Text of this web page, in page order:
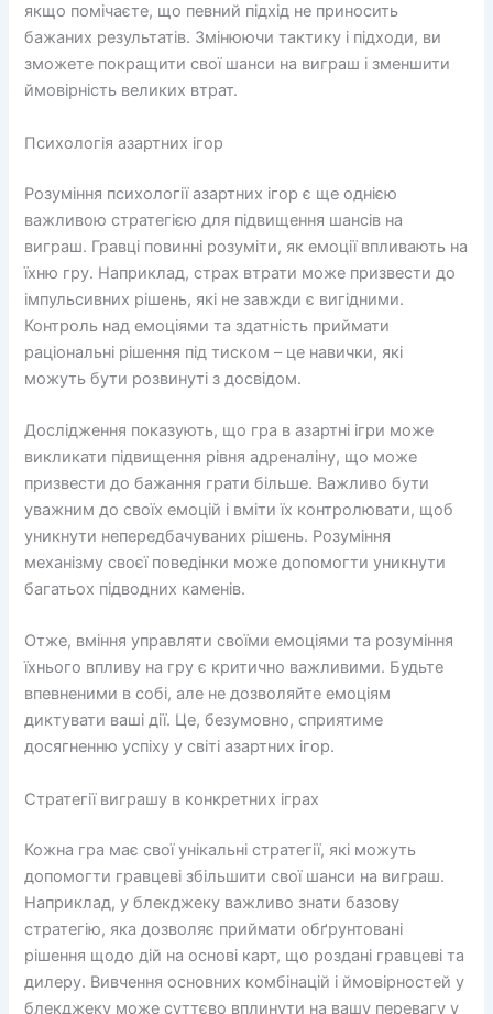
якщо помічаєте, що певний підхід не приносить
бажаних результатів. Змінюючи тактику і підходи, ви
зможете покращити свої шанси на виграш і зменшити
ймовірність великих втрат.
Психологія азартних ігор
Розуміння психології азартних ігор є ще однією
важливою стратегією для підвищення шансів на
виграш. Гравці повинні розуміти, як емоції впливають на
їхню гру. Наприклад, страх втрати може призвести до
імпульсивних рішень, які не завжди є вигідними.
Контроль над емоціями та здатність приймати
раціональні рішення під тиском – це навички, які
можуть бути розвинуті з досвідом.
Дослідження показують, що гра в азартні ігри може
викликати підвищення рівня адреналіну, що може
призвести до бажання грати більше. Важливо бути
уважним до своїх емоцій і вміти їх контролювати, щоб
уникнути непередбачуваних рішень. Розуміння
механізму своєї поведінки може допомогти уникнути
багатьох підводних каменів.
Отже, вміння управляти своїми емоціями та розуміння
їхнього впливу на гру є критично важливими. Будьте
впевненими в собі, але не дозволяйте емоціям
диктувати ваші дії. Це, безумовно, сприятиме
досягненню успіху у світі азартних ігор.
Стратегії виграшу в конкретних іграх
Кожна гра має свої унікальні стратегії, які можуть
допомогти гравцеві збільшити свої шанси на виграш.
Наприклад, у блекджеку важливо знати базову
стратегію, яка дозволяє приймати обґрунтовані
рішення щодо дій на основі карт, що роздані гравцеві та
дилеру. Вивчення основних комбінацій і ймовірностей у
блекджеку може суттєво вплинути на вашу перевагу у